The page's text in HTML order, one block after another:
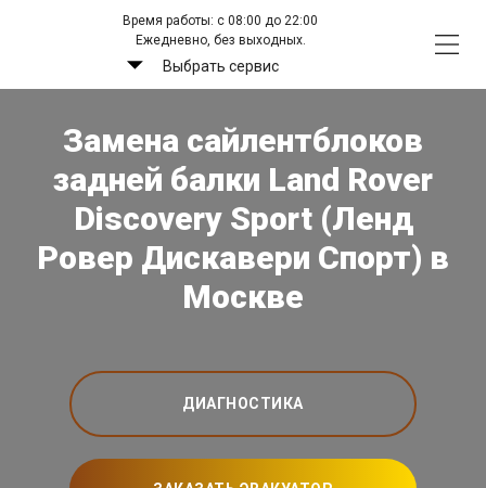
Время работы: с 08:00 до 22:00
Ежедневно, без выходных.
Выбрать сервис
Замена сайлентблоков
задней балки Land Rover
Discovery Sport (Ленд
Ровер Дискавери Спорт) в
Москве
ДИАГНОСТИКА